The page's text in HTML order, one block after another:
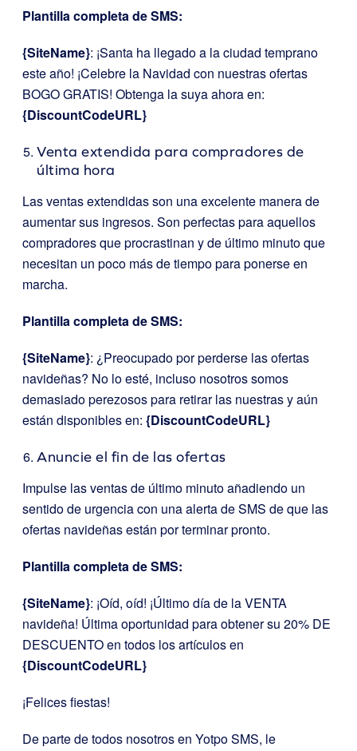
Plantilla completa de SMS:
{SiteName}: ¡Santa ha llegado a la ciudad temprano
este año! ¡Celebre la Navidad con nuestras ofertas
BOGO GRATIS! Obtenga la suya ahora en:
{DiscountCodeURL}
Venta extendida para compradores de
última hora
Las ventas extendidas son una excelente manera de
aumentar sus ingresos. Son perfectas para aquellos
compradores que procrastinan y de último minuto que
necesitan un poco más de tiempo para ponerse en
marcha.
Plantilla completa de SMS:
{SiteName}: ¿Preocupado por perderse las ofertas
navideñas? No lo esté, incluso nosotros somos
demasiado perezosos para retirar las nuestras y aún
están disponibles en: {DiscountCodeURL}
Anuncie el fin de las ofertas
Impulse las ventas de último minuto añadiendo un
sentido de urgencia con una alerta de SMS de que las
ofertas navideñas están por terminar pronto.
Plantilla completa de SMS:
{SiteName}: ¡Oíd, oíd! ¡Último día de la VENTA
navideña! Última oportunidad para obtener su 20% DE
DESCUENTO en todos los artículos en
{DiscountCodeURL}
¡Felices fiestas!
De parte de todos nosotros en Yotpo SMS, le